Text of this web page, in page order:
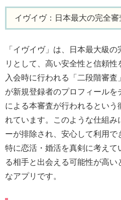
イヴイヴ：日本最大の完全審
「イヴイヴ」は、日本最大級
リとして、高い安全性と信頼性
入会時に行われる「二段階審
が新規登録者のプロフィール
による本審査が行われるという
れています。このような仕組
ーが排除され、安心して利用で
特に恋活・婚活を真剣に考えて
る相手と出会える可能性が高
なアプリです。